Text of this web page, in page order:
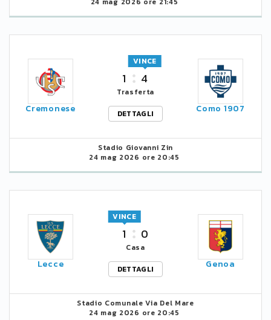
Cremonese
1 4
VINCE
Trasferta
DETTAGLI
Como 1907
Stadio Giovanni Zin
24 mag 2026 ore 20:45
Lecce
1
VINCE
0
Casa
DETTAGLI
Genoa
Stadio Comunale Via Del Mare
24 mag 2026 ore 20:45